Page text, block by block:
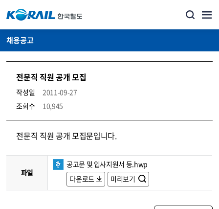
채용공고
전문직 직원 공개 모집
작성일
2011-09-27
조회수
10,945
코레일소개_경영공시_채용공고 상세보기 – 내용, 파일, 담당자 연락처로 구성
전문직 직원 공개 모집문입니다.
파일
공고문 및 입사지원서 등.hwp
다운로드
미리보기